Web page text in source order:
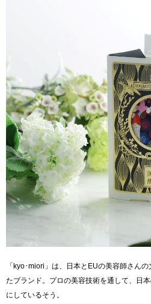
「kyo･miori」は、日本とEUの美容師さん
たブランド。プロの美容技術を通して、日
にしているそう。